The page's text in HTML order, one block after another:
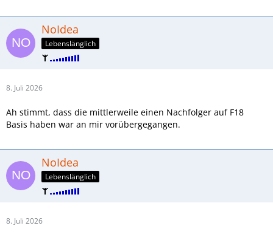
NoIdea
Lebenslänglich
8. Juli 2026
Ah stimmt, dass die mittlerweile einen Nachfolger auf F18
Basis haben war an mir vorübergegangen.
NoIdea
Lebenslänglich
8. Juli 2026